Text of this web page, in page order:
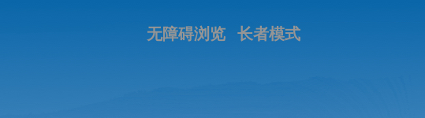
长者模式
无障碍浏览